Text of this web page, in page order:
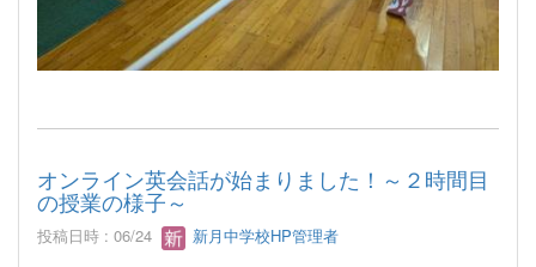
オンライン英会話が始まりました！～２時間目
の授業の様子～
投稿日時 : 06/24 新月中学校HP管理者